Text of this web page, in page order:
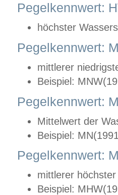
Pegelkennwert:
höchster
Pegelkennwert:
mittlerer
Beispiel:
Pegelkennwert:
Mittelwert der
Beispiel:
Pegelkennwert:
mittlerer
Beispiel: